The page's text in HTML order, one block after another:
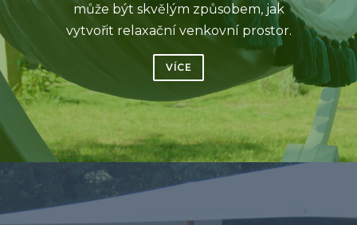
může být skvělým způsobem, jak
vytvořit relaxační venkovní prostor.
VÍCE